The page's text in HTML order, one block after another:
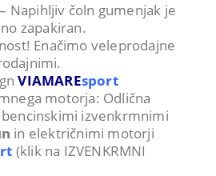
Napihljiv čoln gumenjak je
zapakiran.
Enačimo veleprodajne
VIAMAREsport
motorja: Odlična
izvenkrmnimi
in električnimi motorji
(klik na IZVENKRMNI